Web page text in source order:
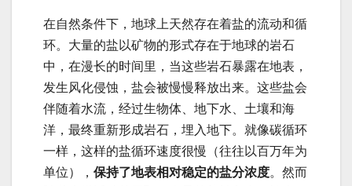
在自然条件下，地球上天然存在着盐的流动和循
环。大量的盐以矿物的形式存在于地球的岩石
中，在漫长的时间里，当这些岩石暴露在地表，
发生风化侵蚀，盐会被慢慢释放出来。这些盐会
伴随着水流，经过生物体、地下水、土壤和海
洋，最终重新形成岩石，埋入地下。就像碳循环
一样，这样的盐循环速度很慢（往往以百万年为
单位）， 保持了地表相对稳定的盐分浓度。然而